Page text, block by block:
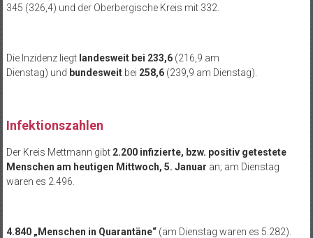
345 (326,4) und der Oberbergische Kreis mit 332.
Die Inzidenz liegtlandesweit bei 233,6 (216,9 am
Dienstag) und bundesweitbei 258,6 (239,9 am Dienstag).
Infektionszahlen
Der Kreis Mettmann gibt2.200 infizierte, bzw. positiv getestete
Menschen am heutigen Mittwoch, 5. Januar an; am Dienstag
waren es 2.496.
4.840 „Menschen in Quarantäne“ (am Dienstag waren es 5.282).